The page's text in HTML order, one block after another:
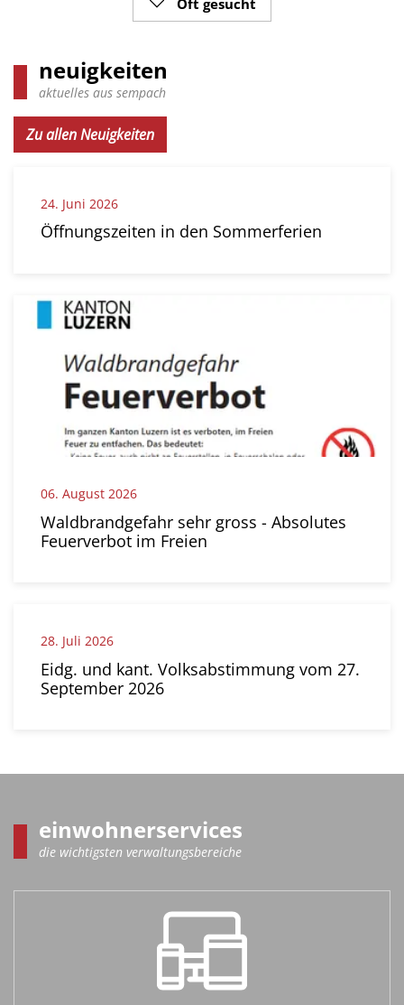
Oft gesucht
neuigkeiten
aktuelles aus sempach
Zu allen Neuigkeiten
24. Juni 2026
Öffnungszeiten in den Sommerferien
06. August 2026
Waldbrandgefahr sehr gross - Absolutes
Feuerverbot im Freien
28. Juli 2026
Eidg. und kant. Volksabstimmung vom 27.
September 2026
einwohnerservices
die wichtigsten verwaltungsbereiche